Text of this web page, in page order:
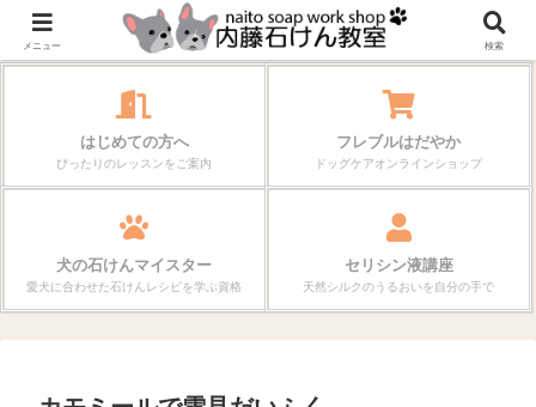
作る楽しさが、毎日の暮らしを変えていく。
はじめての方へ
ぴったりのレッスンをご案内
フレブルはだやか
ドッグケアオンラインショップ
犬の石けんマイスター
愛犬に合わせた石けんレシピを学ぶ資格
セリシン液講座
天然シルクのうるおいを自分の手で
メニュー 検索